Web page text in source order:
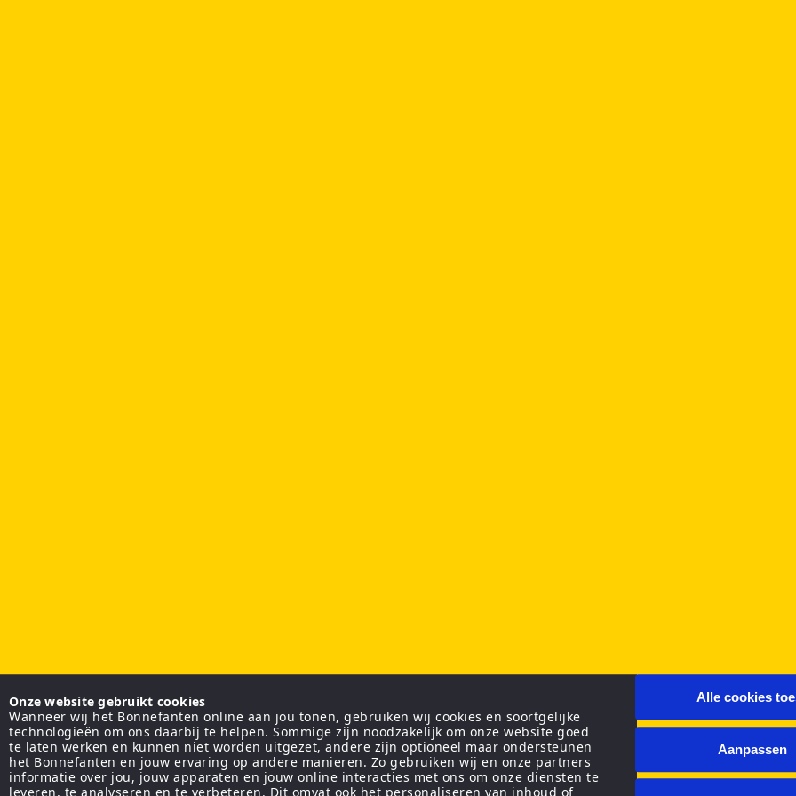
Onze website gebruikt cookies
Wanneer wij het Bonnefanten online aan jou tonen, gebruiken wij cookies en soortgelijke
technologieën om ons daarbij te helpen. Sommige zijn noodzakelijk om onze website goed
te laten werken en kunnen niet worden uitgezet, andere zijn optioneel maar ondersteunen
het Bonnefanten en jouw ervaring op andere manieren. Zo gebruiken wij en onze partners
informatie over jou, jouw apparaten en jouw online interacties met ons om onze diensten te
leveren, te analyseren en te verbeteren. Dit omvat ook het personaliseren van inhoud of
Alle cookies
Aanpassen